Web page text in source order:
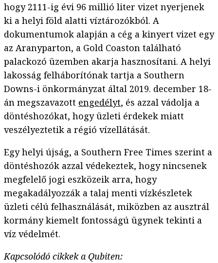
hogy 2111-ig évi 96 millió liter vizet nyerjenek
ki a helyi föld alatti víztározókból. A
dokumentumok alapján a cég a kinyert vizet egy
az Aranyparton, a Gold Coaston található
palackozó üzemben akarja hasznosítani. A helyi
lakosság felháborítónak tartja a Southern
Downs-i önkormányzat által 2019. december 18-
án megszavazott engedélyt, és azzal vádolja a
döntéshozókat, hogy üzleti érdekek miatt
veszélyeztetik a régió vízellátását.
Egy helyi újság, a Southern Free Times szerint a
döntéshozók azzal védekeztek, hogy nincsenek
megfelelő jogi eszközeik arra, hogy
megakadályozzák a talaj menti vízkészletek
üzleti célú felhasználását, miközben az ausztrál
kormány kiemelt fontosságú ügynek tekinti a
víz védelmét.
Kapcsolódó cikkek a Qubiten: